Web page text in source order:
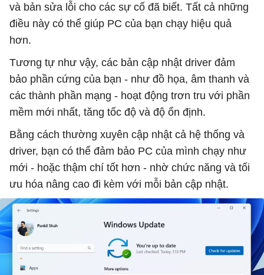
và bản sửa lỗi cho các sự cố đã biết. Tất cả những
điều này có thể giúp PC của bạn chạy hiệu quả
hơn.
Tương tự như vậy, các bản cập nhật driver đảm
bảo phần cứng của bạn - như đồ họa, âm thanh và
các thành phần mạng - hoạt động trơn tru với phần
mềm mới nhất, tăng tốc độ và độ ổn định.
Bằng cách thường xuyên cập nhật cả hệ thống và
driver, bạn có thể đảm bảo PC của mình chạy như
mới - hoặc thậm chí tốt hơn - nhờ chức năng và tối
ưu hóa nâng cao đi kèm với mỗi bản cập nhật.